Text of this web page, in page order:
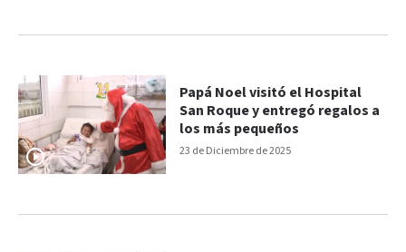
23 de Diciembre de 2025
Papá Noel visitó el Hospital
San Roque y entregó regalos a
los más pequeños